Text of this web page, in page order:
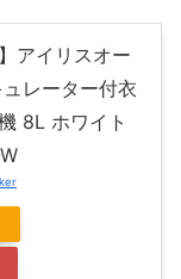
アイリスオー
レーター付衣
8L ホワイト